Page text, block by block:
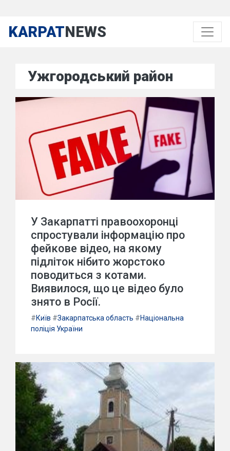
KARPATNEWS
Ужгородський район
У Закарпатті правоохоронці
спростували інформацію про
фейкове відео, на якому
підліток нібито жорстоко
поводиться з котами.
Виявилося, що це відео було
знято в Росії.
#Київ #Закарпатська область #Національна
поліція України